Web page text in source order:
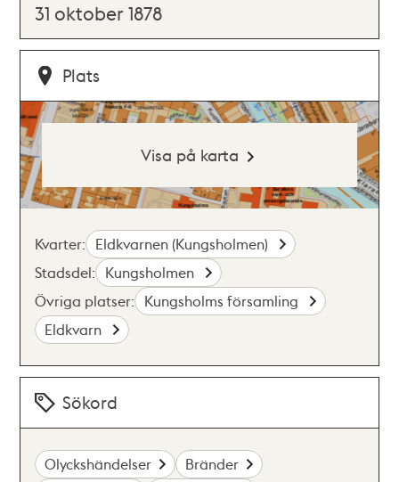
31 oktober 1878
Plats
Visa på karta
Kvarter: Eldkvarnen (Kungsholmen)
Stadsdel: Kungsholmen
Övriga platser: Kungsholms församling
Eldkvarn
Sökord
Olyckshändelser
Bränder